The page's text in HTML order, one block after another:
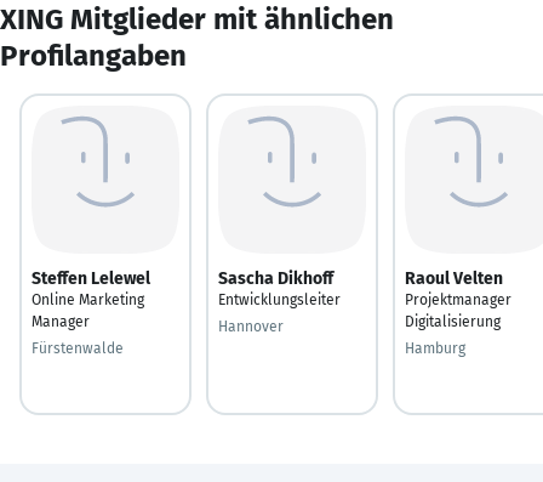
XING Mitglieder mit ähnlichen
Profilangaben
Steffen Lelewel
Online Marketing
Manager
Fürstenwalde
Sascha Dikhoff
Entwicklungsleiter
Hannover
Raoul Velten
Projektmanager
Digitalisierung
Hamburg